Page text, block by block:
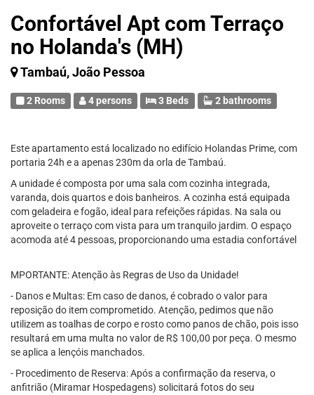
Confortável Apt com Terraço
no Holanda's (MH)
Tambaú, João Pessoa
2 Rooms 4 persons 3 Beds 2 bathrooms
Este apartamento está localizado no edifício Holandas Prime, com
portaria 24h e a apenas 230m da orla de Tambaú.
A unidade é composta por uma sala com cozinha integrada,
varanda, dois quartos e dois banheiros. A cozinha está equipada
com geladeira e fogão, ideal para refeições rápidas. Na sala ou
aproveite o terraço com vista para um tranquilo jardim. O espaço
acomoda até 4 pessoas, proporcionando uma estadia confortável
MPORTANTE: Atenção às Regras de Uso da Unidade!
- Danos e Multas: Em caso de danos, é cobrado o valor para
reposição do item comprometido. Atenção, pedimos que não
utilizem as toalhas de corpo e rosto como panos de chão, pois isso
resultará em uma multa no valor de R$ 100,00 por peça. O mesmo
se aplica a lençóis manchados.
- Procedimento de Reserva: Após a confirmação da reserva, o
anfitrião (Miramar Hospedagens) solicitará fotos do seu